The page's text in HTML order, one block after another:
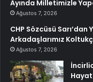
Ayında Milletimizle
Ağustos 7, 2026
CHP Sözcüsü Sarı’dan
Arkadaşlarımız
Ağustos 7, 2026